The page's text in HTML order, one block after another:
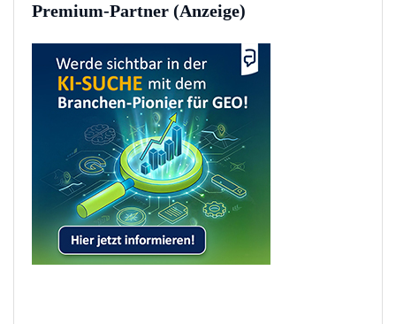
Premium-Partner (Anzeige)